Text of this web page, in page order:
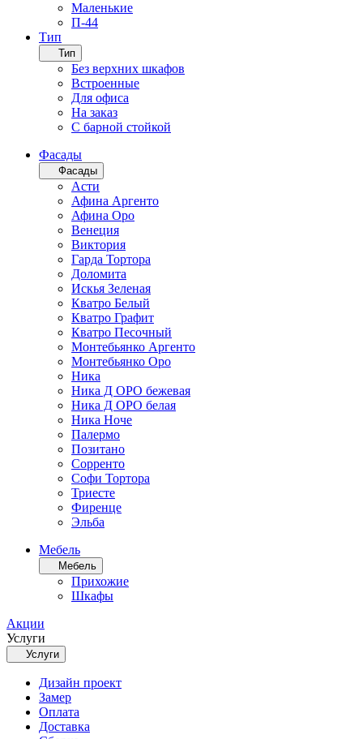
Маленькие
П-44
Тип
Тип
Без верхних шкафов
Встроенные
Для офиса
На заказ
С барной стойкой
Фасады
Фасады
Асти
Афина Аргенто
Афина Оро
Венеция
Виктория
Гарда Тортора
Доломита
Искья Зеленая
Кватро Белый
Кватро Графит
Кватро Песочный
Монтебьянко Аргенто
Монтебьянко Оро
Ника
Ника Д ОРО бежевая
Ника Д ОРО белая
Ника Ноче
Палермо
Позитано
Сорренто
Софи Тортора
Триесте
Фиренце
Эльба
Мебель
Мебель
Прихожие
Шкафы
Акции
Услуги
Услуги
Дизайн проект
Замер
Оплата
Доставка